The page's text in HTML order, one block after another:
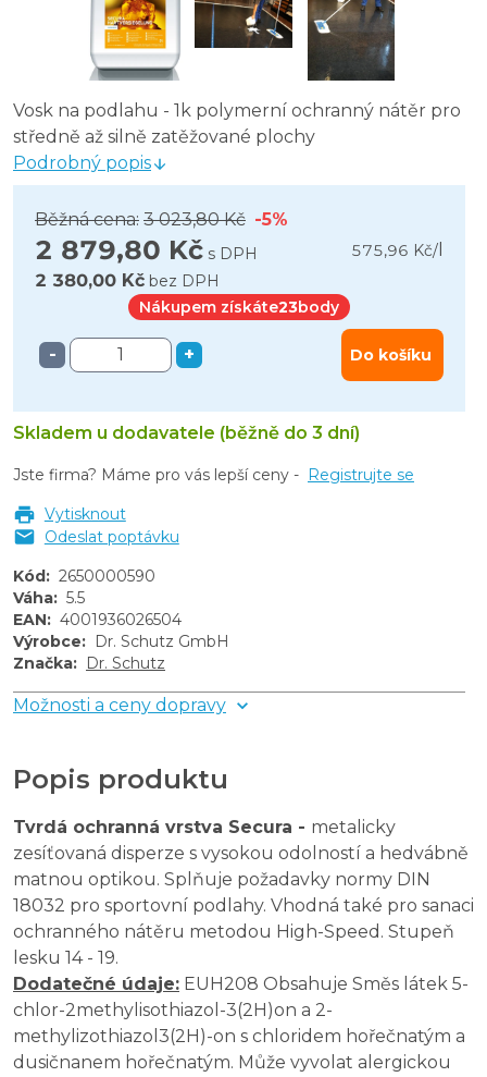
Vosk na podlahu - 1k polymerní ochranný nátěr pro
středně až silně zatěžované plochy
Podrobný popis
Běžná cena: 3 023,80 Kč -5%
2 879,80 Kč s DPH 575,96 Kč/
2 380,00 Kč bez DPH
Nákupem získáte23body
- + Do košíku
Skladem u dodavatele (běžně do 3 dní)
Jste firma? Máme pro vás lepší ceny - Registrujte se
Vytisknout
Odeslat poptávku
Kód : 2650000590
Váha: 5.5
EAN: 4001936026504
Výrobce:
Dr. Schutz GmbH
Značka: Dr. Schutz
Možnosti a ceny dopravy
Popis produktu
Tvrdá ochranná vrstva Secura - metalicky
zesíťovaná disperze s vysokou odolností a hedvábně
matnou optikou. Splňuje požadavky normy DIN
18032 pro sportovní podlahy. Vhodná také pro sanaci
ochranného nátěru metodou High-Speed. Stupeň
lesku 14 - 19.
Dodatečné údaje: EUH208 Obsahuje Směs látek 5-
chlor-2methylisothiazol-3(2H)on a 2-
methylizothiazol3(2H)-on s chloridem hořečnatým a
dusičnanem hořečnatým. Může vyvolat alergickou